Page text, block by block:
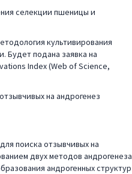
селекции пшеницы и
культивирования
Будет подана заявка на
Index (Web of Science,
на андрогенез
поиска отзывчивых на
двух методов андрогенеза
андрогенных структур